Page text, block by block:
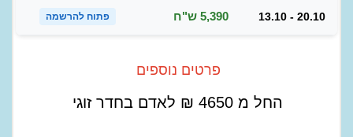
13.10 - 20.10 5,390 ש"ח פתוח להרשמה
פרטים נוספים
החל מ 4650
₪ לאדם בחדר זוגי